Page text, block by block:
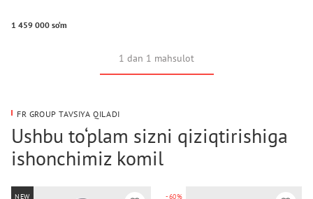
1 459 000 so‘m
1 dan 1 mahsulot
FR GROUP TAVSIYA QILADI
Ushbu to‘plam sizni qiziqtirishiga
ishonchimiz komil
NEW -60%